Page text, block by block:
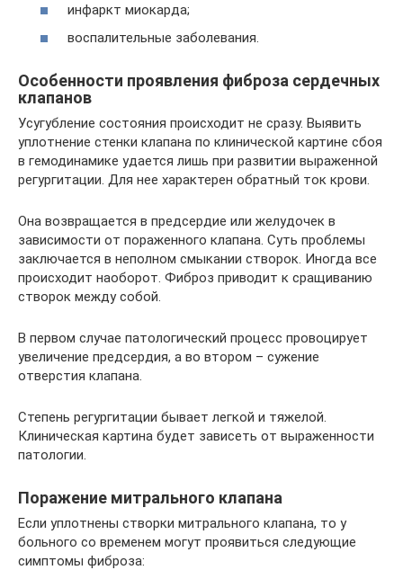
инфаркт миокарда;
воспалительные заболевания.
Особенности проявления фиброза сердечных
клапанов
Усугубление состояния происходит не сразу. Выявить
уплотнение стенки клапана по клинической картине сбоя
в гемодинамике удается лишь при развитии выраженной
регургитации. Для нее характерен обратный ток крови.
Она возвращается в предсердие или желудочек в
зависимости от пораженного клапана. Суть проблемы
заключается в неполном смыкании створок. Иногда все
происходит наоборот. Фиброз приводит к сращиванию
створок между собой.
В первом случае патологический процесс провоцирует
увеличение предсердия, а во втором – сужение
отверстия клапана.
Степень регургитации бывает легкой и тяжелой.
Клиническая картина будет зависеть от выраженности
патологии.
Поражение митрального клапана
Если уплотнены створки митрального клапана, то у
больного со временем могут проявиться следующие
симптомы фиброза: